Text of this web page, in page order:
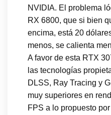
NVIDIA. El problema
RX 6800, que si bien
encima, está 20
menos, se calienta
A favor de esta RTX
las tecnologías
DLSS, Ray Tracing y
muy superiores en
FPS a lo propuesto